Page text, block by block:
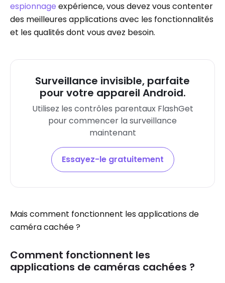
espionnage expérience, vous devez vous contenter
des meilleures applications avec les fonctionnalités
et les qualités dont vous avez besoin.
Surveillance invisible, parfaite
pour votre appareil Android.
Utilisez les contrôles parentaux FlashGet
pour commencer la surveillance
maintenant
Essayez-le gratuitement
Mais comment fonctionnent les applications de
caméra cachée ?
Comment fonctionnent les
applications de caméras cachées ?